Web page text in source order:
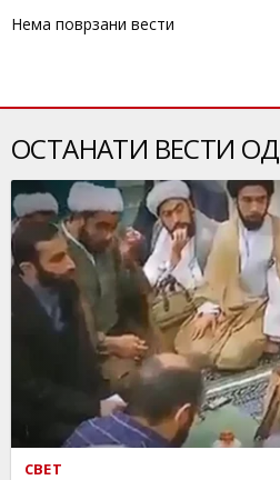
Нема поврзани вести
ОСТАНАТИ ВЕСТИ ОД
СВЕТ